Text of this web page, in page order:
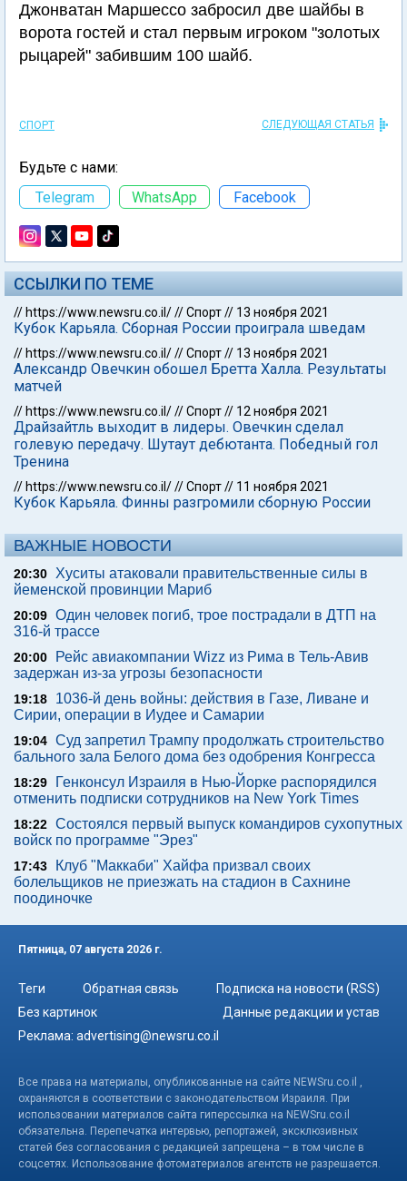
Джонватан Маршессо забросил две шайбы в
ворота гостей и стал первым игроком "золотых
рыцарей" забившим 100 шайб.
СПОРТ СЛЕДУЮЩАЯ СТАТЬЯ
Будьте с нами:
Telegram
WhatsApp Facebook
ССЫЛКИ ПО ТЕМЕ
// https://www.newsru.co.il///Спорт// 13 ноября 2021
Кубок Карьяла. Сборная России проиграла шведам
// https://www.newsru.co.il///Спорт// 13 ноября 2021
Александр Овечкин обошел Бретта Халла. Результаты
матчей
// https://www.newsru.co.il///Спорт// 12 ноября 2021
Драйзайтль выходит в лидеры. Овечкин сделал
голевую передачу. Шутаут дебютанта. Победный гол
Тренина
// https://www.newsru.co.il///Спорт// 11 ноября 2021
Кубок Карьяла. Финны разгромили сборную России
ВАЖНЫЕ НОВОСТИ
20:30
Хуситы атаковали правительственные силы в
йеменской провинции Мариб
20:09 Один человек погиб, трое пострадали в ДТП на
316-й трассе
20:00
Рейс авиакомпании Wizz из Рима в Тель-Авив
задержан из-за угрозы безопасности
19:18
1036-й день войны: действия в Газе, Ливане и
Сирии, операции в Иудее и Самарии
19:04 Суд запретил Трампу продолжать строительство
бального зала Белого дома без одобрения Конгресса
18:29
Генконсул Израиля в Нью-Йорке распорядился
отменить подписки сотрудников на New York Times
18:22 Состоялся первый выпуск командиров сухопутных
войск по программе "Эрез"
17:43
Клуб "Маккаби" Хайфа призвал своих
болельщиков не приезжать на стадион в Сахнине
поодиночке
Пятница, 07 августа 2026 г.
Теги Обратная связь
Подписка на новости (RSS)
Без картинок
Данные редакции и устав
Реклама: advertising@newsru.co.il
Все права на материалы, опубликованные на сайте NEWSru.co.il ,
охраняются в соответствии с законодательством Израиля. При
использовании материалов сайта гиперссылка на NEWSru.co.il
обязательна. Перепечатка интервью, репортажей, эксклюзивных
статей без согласования с редакцией запрещена – в том числе в
соцсетях. Использование фотоматериалов агентств не разрешается.